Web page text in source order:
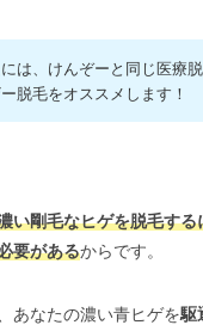
は、けんぞーと同じ医療
脱毛をオススメします！
い剛毛なヒゲを脱毛す
要があるからです。
あなたの濃い青ヒゲを駆